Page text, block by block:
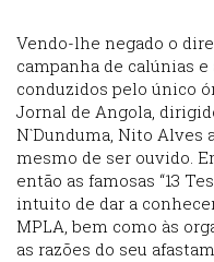
Vendo-lhe negado o
campanha de calúnias
conduzidos pelo único
Jornal de Angola,
N`Dunduma, Nito Alves
mesmo de ser ouvido.
então as famosas “13
intuito de dar a
MPLA, bem como às
as razões do seu